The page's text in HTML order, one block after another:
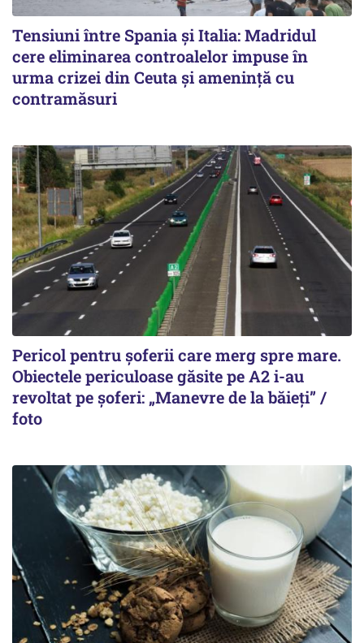
Tensiuni între Spania și Italia: Madridul
cere eliminarea controalelor impuse în
urma crizei din Ceuta și amenință cu
contramăsuri
Pericol pentru șoferii care merg spre mare.
Obiectele periculoase găsite pe A2 i-au
revoltat pe șoferi: „Manevre de la băieți” /
foto